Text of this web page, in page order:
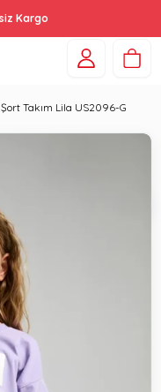
Kargo
Şort Takım Lila US2096-G